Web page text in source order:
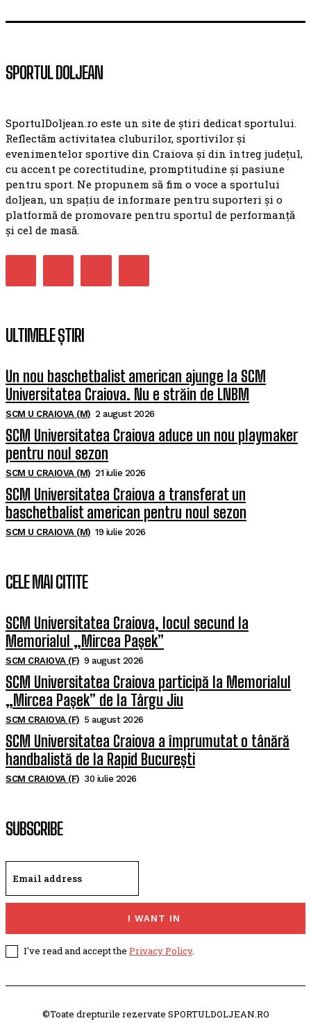
SPORTUL DOLJEAN
SportulDoljean.ro este un site de știri dedicat sportului.
Reflectăm activitatea cluburilor, sportivilor și
evenimentelor sportive din Craiova și din întreg județul,
cu accent pe corectitudine, promptitudine și pasiune
pentru sport. Ne propunem să fim o voce a sportului
doljean, un spațiu de informare pentru suporteri și o
platformă de promovare pentru sportul de performanță
și cel de masă.
ULTIMELE ȘTIRI
Un nou baschetbalist american ajunge la SCM
Universitatea Craiova. Nu e străin de LNBM
SCM U CRAIOVA (M) 2 august 2026
SCM Universitatea Craiova aduce un nou playmaker
pentru noul sezon
SCM U CRAIOVA (M) 21 iulie 2026
SCM Universitatea Craiova a transferat un
baschetbalist american pentru noul sezon
SCM U CRAIOVA (M) 19 iulie 2026
CELE MAI CITITE
SCM Universitatea Craiova, locul secund la
Memorialul „Mircea Pașek”
SCM CRAIOVA (F) 9 august 2026
SCM Universitatea Craiova participă la Memorialul
„Mircea Pașek” de la Târgu Jiu
SCM CRAIOVA (F) 5 august 2026
SCM Universitatea Craiova a împrumutat o tânără
handbalistă de la Rapid București
SCM CRAIOVA (F) 30 iulie 2026
SUBSCRIBE
I WANT IN
I've read and accept the Privacy Policy.
©Toate drepturile rezervate SPORTULDOLJEAN.RO